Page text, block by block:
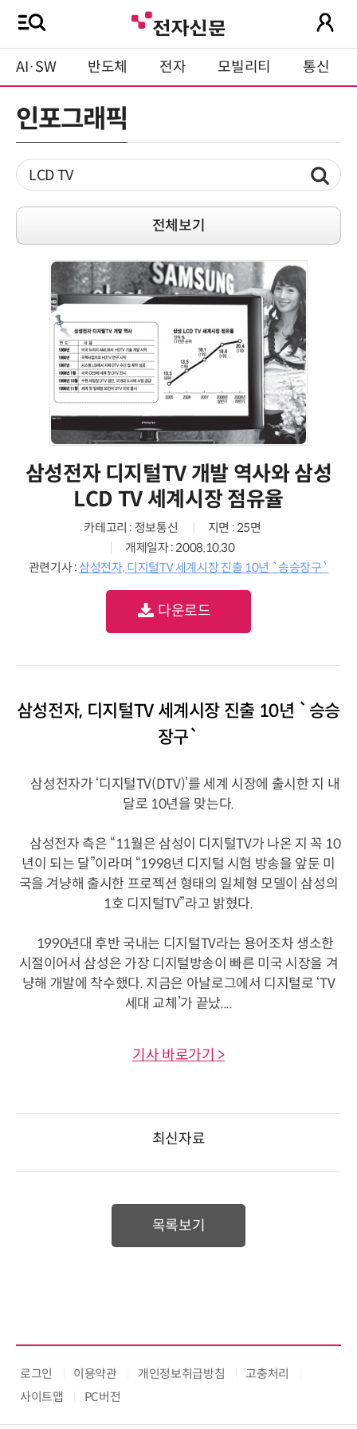
AI·SW 반도체 전자 모빌리티 통신
인포그래픽
전체보기
삼성전자 디지털TV 개발 역사와 삼성
LCD TV 세계시장 점유율
카테고리 : 정보통신
지면 : 25면
개제일자 : 2008.10.30
관련기사 : 삼성전자, 디지털TV 세계시장 진출 10년 `승승장구`
다운로드
삼성전자, 디지털TV 세계시장 진출 10년 `승승
장구`
삼성전자가 ‘디지털TV(DTV)’를 세계 시장에 출시한 지 내
달로 10년을 맞는다.
삼성전자 측은 “11월은 삼성이 디지털TV가 나온 지 꼭 10
년이 되는 달”이라며 “1998년 디지털 시험 방송을 앞둔 미
국을 겨냥해 출시한 프로젝션 형태의 일체형 모델이 삼성의
1호 디지털TV”라고 밝혔다.
1990년대 후반 국내는 디지털TV라는 용어조차 생소한
시절이어서 삼성은 가장 디지털방송이 빠른 미국 시장을 겨
냥해 개발에 착수했다. 지금은 아날로그에서 디지털로 ‘TV
세대 교체’가 끝났....
기사 바로가기 >
최신자료
목록보기
로그인 이용약관 개인정보취급방침
고충처리
사이트맵
PC버전